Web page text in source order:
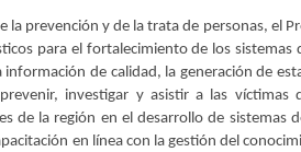
la prevención y de la trata de personas, el
para el fortalecimiento de los
información de calidad, la generación de
investigar y asistir a las
de la región en el desarrollo de sistemas
en línea con la gestión del